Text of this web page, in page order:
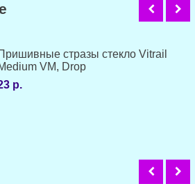
стразы стекло Vitrail
VM, Drop
р.